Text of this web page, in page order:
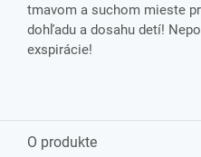
tmavom a suchom mieste
dohľadu a dosahu detí!
exspirácie!
O produkte